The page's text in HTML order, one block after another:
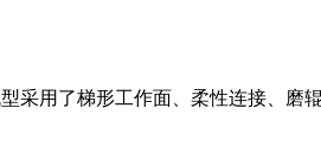
采用了梯形工作面、柔性连接、磨